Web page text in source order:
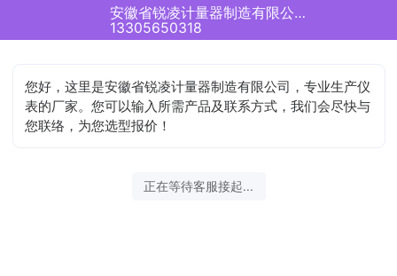
安徽省锐凌计量器制造有限公司正在为您服务
13305650318
您好，这里是安徽省锐凌计量器制造有限公司，专业生产仪
表的厂家。您可以输入所需产品及联系方式，我们会尽快与
您联络，为您选型报价！
正在等待客服接起...